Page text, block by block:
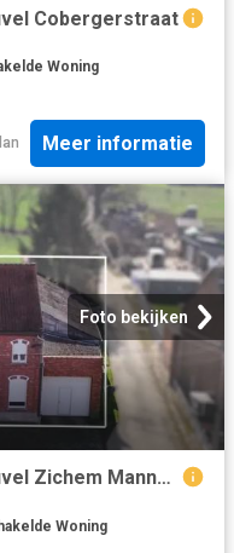
Cobergerstraat
Woning
Meer informatie
Foto bekijken
à vendre Maison Scherpenheuvel Zichem Mannenberg
Woning